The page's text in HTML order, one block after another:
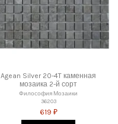
Agean Silver 20-4T каменная
мозаика 2-й сорт
Философия Мозаики
36203
619 ₽